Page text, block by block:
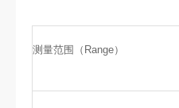
测量范围（Range）